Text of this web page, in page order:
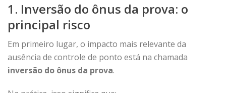
1. Inversão do ônus da prova: o
principal risco
Em primeiro lugar, o impacto mais relevante da
ausência de controle de ponto está na chamada
inversão do ônus da prova.